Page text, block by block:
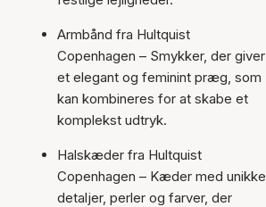
Armbånd fra Hultquist
Copenhagen – Smykker, der giver
et elegant og feminint præg, som
kan kombineres for at skabe et
komplekst udtryk.
Halskæder fra Hultquist
Copenhagen – Kæder med unikke
detaljer, perler og farver, der